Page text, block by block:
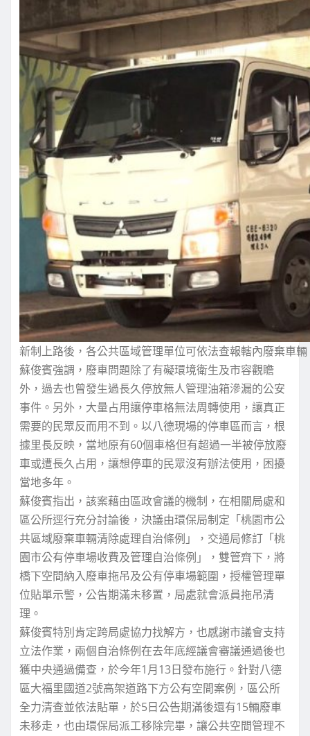
新制上路後，各公共區域管理單位可依法查報轄內廢棄車
蘇俊賓強調，廢車問題除了有礙環境衛生及市容觀瞻
外，過去也曾發生過長久停放無人管理油箱滲漏的公安
事件。另外，大量占用讓停車格無法周轉使用，讓真正
需要的民眾反而用不到。以八德現場的停車區而言，根
據里長反映，當地原有60個車格但有超過一半被停放廢
車或遭長久占用，讓想停車的民眾沒有辦法使用，困擾
當地多年。
蘇俊賓指出，該案藉由區政會議的機制，在相關局處和
區公所逕行充分討論後，決議由環保局制定「桃園市公
共區域廢棄車輛清除處理自治條例」，交通局修訂「桃
園市公有停車場收費及管理自治條例」，雙管齊下，將
橋下空間納入廢車拖吊及公有停車場範圍，授權管理單
位貼單示警，公告期滿未移置，局處就會派員拖吊清
理。
蘇俊賓特別肯定跨局處協力找解方，也感謝市議會支持
立法作業，兩個自治條例在去年底經議會審議通過後也
獲中央通過備查，於今年1月13日發布施行。針對八德
區大福里國道2號高架道路下方公有空間案例，區公所
全力清查並依法貼單，於5日公告期滿後還有15輛廢車
未移走，也由環保局派工移除完畢，讓公共空間管理不